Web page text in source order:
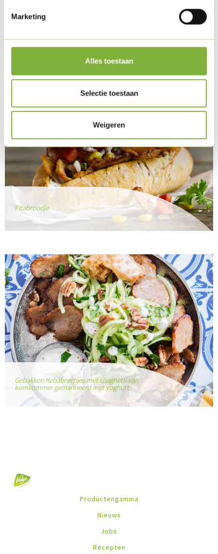
Marketing
Alles toestaan
Selectie toestaan
Weigeren
Pitabroodje
Gebakken Kebabreepjes met spaghetti van
komkommer gemarineerd met yoghurt
Productengamma
Nieuws
Jobs
Recepten